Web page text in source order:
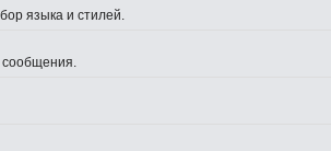
языка и стилей.
сообщения.